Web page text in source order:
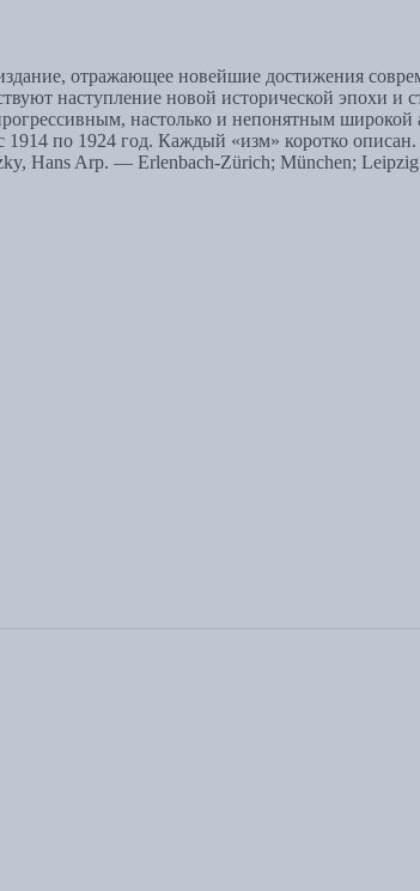
отражающее новейшие достижения
наступление новой исторической эпохи и
настолько и непонятным
по 1924 год. Каждый «изм» коротко
Hans Arp. — Erlenbach-Zürich; München;